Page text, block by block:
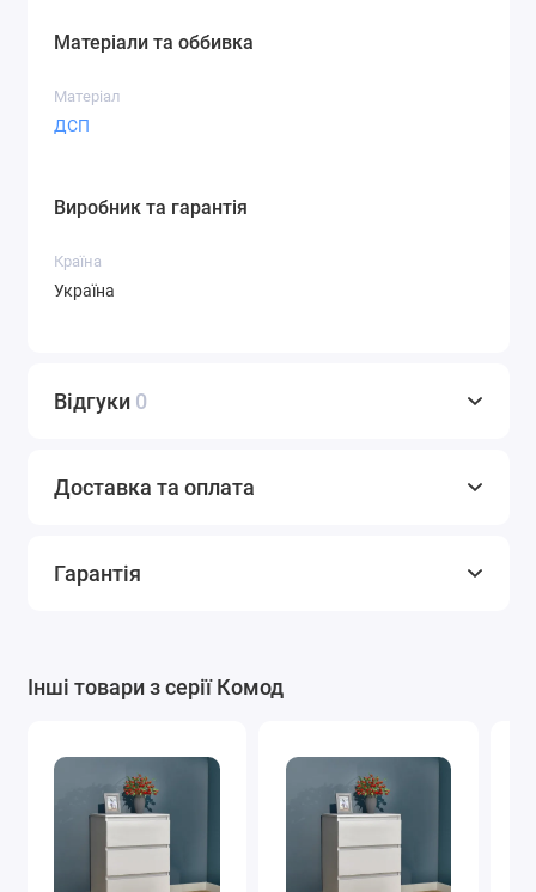
Матеріали та оббивка
Матеріал
ДСП
Виробник та гарантія
Країна
Україна
Відгуки 0
Доставка та оплата
Гарантія
Інші товари з серії Комод